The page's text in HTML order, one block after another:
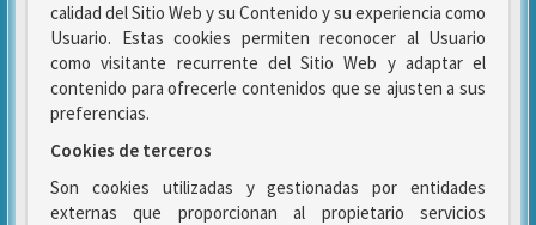
calidad del Sitio Web y su Contenido y su experiencia como
Usuario. Estas cookies permiten reconocer al Usuario
como visitante recurrente del Sitio Web y adaptar el
contenido para ofrecerle contenidos que se ajusten a sus
preferencias.
Cookies de terceros
Son cookies utilizadas y gestionadas por entidades
externas que proporcionan al propietario servicios